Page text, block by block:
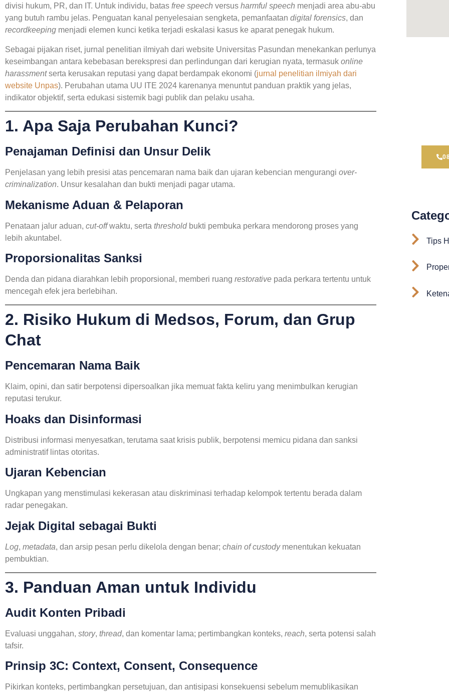
divisi hukum, PR, dan IT. Untuk individu, batas free speech versus harmful speech menjadi area abu-abu
yang butuh rambu jelas. Penguatan kanal penyelesaian sengketa, pemanfaatan digital forensics, dan
recordkeeping menjadi elemen kunci ketika terjadi eskalasi kasus ke aparat penegak hukum.
Sebagai pijakan riset, jurnal penelitian ilmiyah dari website Universitas Pasundan menekankan perlunya
keseimbangan antara kebebasan berekspresi dan perlindungan dari kerugian nyata, termasuk online
harassmentserta kerusakan reputasi yang dapat berdampak ekonomi (jurnal penelitian ilmiyah dari
website Unpas). Perubahan utama UU ITE 2024 karenanya menuntut panduan praktik yang jelas,
indikator objektif, serta edukasi sistemik bagi publik dan pelaku usaha.
1. Apa Saja Perubahan Kunci?
Penajaman Definisi dan Unsur Delik
Penjelasan yang lebih presisi atas pencemaran nama baik dan ujaran kebencian mengurangi over-
criminalization. Unsur kesalahan dan bukti menjadi pagar utama.
Mekanisme Aduan & Pelaporan
Penataan jalur aduan, cut-offwaktu, serta thresholdbukti pembuka perkara mendorong proses yang
lebih akuntabel.
Proporsionalitas Sanksi
Denda dan pidana diarahkan lebih proporsional, memberi ruang restorative pada perkara tertentu untuk
mencegah efek jera berlebihan.
2. Risiko Hukum di Medsos, Forum, dan Grup
Chat
Pencemaran Nama Baik
Klaim, opini, dan satir berpotensi dipersoalkan jika memuat fakta keliru yang menimbulkan kerugian
reputasi terukur.
Hoaks dan Disinformasi
Distribusi informasi menyesatkan, terutama saat krisis publik, berpotensi memicu pidana dan sanksi
administratif lintas otoritas.
Ujaran Kebencian
Ungkapan yang menstimulasi kekerasan atau diskriminasi terhadap kelompok tertentu berada dalam
radar penegakan.
Jejak Digital sebagai Bukti
Log, metadata, dan arsip pesan perlu dikelola dengan benar; chain of custodymenentukan kekuatan
pembuktian.
3. Panduan Aman untuk Individu
Audit Konten Pribadi
Evaluasi unggahan, story, thread, dan komentar lama; pertimbangkan konteks, reach, serta potensi salah
tafsir.
Prinsip 3C: Context, Consent, Consequence
Pikirkan konteks, pertimbangkan persetujuan, dan antisipasi konsekuensi sebelum memublikasikan
Tips